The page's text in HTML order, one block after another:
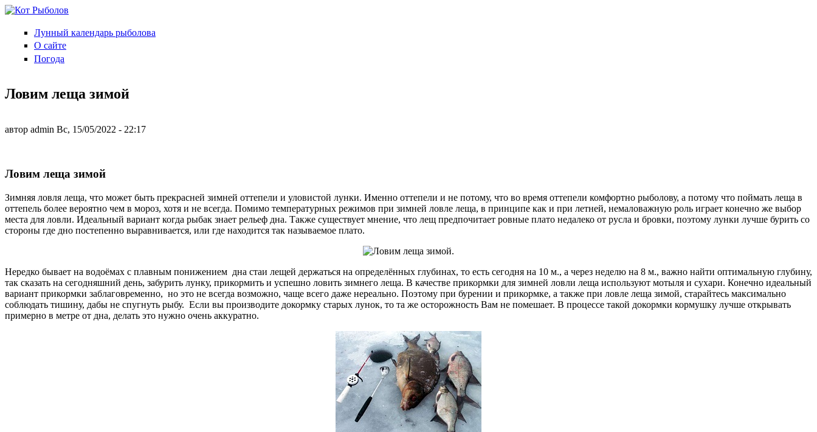
Перейти к основному содержанию
Кот
Рыболов
Лунный календарь рыболова
О сайте
Погода
Ловим леща зимой
автор admin Вс, 15/05/2022 - 22:17
Ловим леща зимой
Зимняя ловля леща, что может быть прекрасней зимней оттепели и уловистой лунки. Именно оттепели и не потому, что во время оттепели комфортно рыболову, а потому что поймать леща в
оттепель более вероятно чем в мороз, хотя и не всегда. Помимо температурных режимов при зимней ловле леща, в принципе как и при летней, немаловажную роль играет конечно же выбор
места для ловли. Идеальный вариант когда рыбак знает рельеф дна. Также существует мнение, что лещ предпочитает ровные плато недалеко от русла и бровки, поэтому лунки лучше бурить со
стороны где дно постепенно выравнивается, или где находится так называемое плато.
Нередко бывает на водоёмах с плавным понижением дна стаи лещей держаться на определённых глубинах, то есть сегодня на 10 м., а через неделю на 8 м., важно найти оптимальную глубину,
так сказать на сегодняшний день, забурить лунку, прикормить и успешно ловить зимнего леща. В качестве прикормки для зимней ловли леща используют мотыля и сухари. Конечно идеальный
вариант прикормки заблаговременно, но это не всегда возможно, чаще всего даже нереально. Поэтому при бурении и прикормке, а также при ловле леща зимой, старайтесь максимально
соблюдать тишину, дабы не спугнуть рыбу. Если вы производите докормку старых лунок, то та же осторожность Вам не помешает. В процессе такой докормки кормушку лучше открывать
примерно в метре от дна, делать это нужно очень аккуратно.